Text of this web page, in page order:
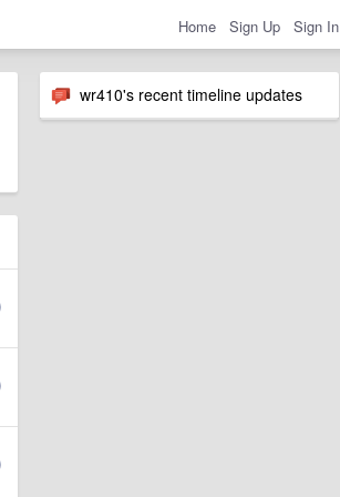
Home Sign Up Sign In
wr410's recent timeline updates